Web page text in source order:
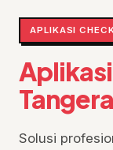
APLIKASI
Solusi